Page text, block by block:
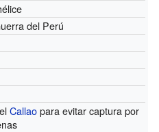
del Perú
Callaopara evitar captura por